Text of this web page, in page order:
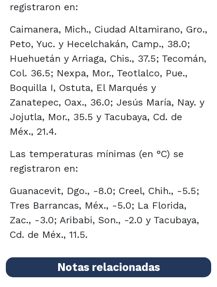
registraron en:
Caimanera, Mich., Ciudad Altamirano, Gro.,
Peto, Yuc. y Hecelchakán, Camp., 38.0;
Huehuetán y Arriaga, Chis., 37.5; Tecomán,
Col. 36.5; Nexpa, Mor., Teotlalco, Pue.,
Boquilla I, Ostuta, El Marqués y
Zanatepec, Oax., 36.0; Jesús María, Nay. y
Jojutla, Mor., 35.5 y Tacubaya, Cd. de
Méx., 21.4.
Las temperaturas mínimas (en °C) se
registraron en:
Guanacevit, Dgo., -8.0; Creel, Chih., -5.5;
Tres Barrancas, Méx., -5.0; La Florida,
Zac., -3.0; Aribabi, Son., -2.0 y Tacubaya,
Cd. de Méx., 11.5.
Notas relacionadas